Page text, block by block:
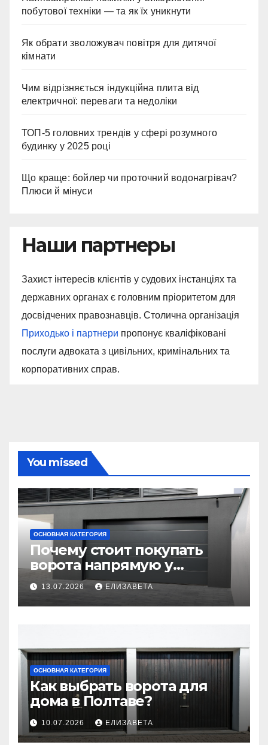
побутової техніки — та як їх уникнути
Як обрати зволожувач повітря для дитячої
кімнати
Чим відрізняється індукційна плита від
електричної: переваги та недоліки
ТОП-5 головних трендів у сфері розумного
будинку у 2025 році
Що краще: бойлер чи проточний водонагрівач?
Плюси й мінуси
Наши партнеры
Захист інтересів клієнтів у судових інстанціях та
державних органах є головним пріоритетом для
досвідчених правознавців. Столична організація
Приходько і партнери пропонує кваліфіковані
послуги адвоката з цивільних, кримінальних та
корпоративних справ.
You missed
ОСНОВНАЯ КАТЕГОРИЯ
Почему стоит покупать
ворота напрямую у
производителя
13.07.2026 ЕЛИЗАВЕТА
ОСНОВНАЯ КАТЕГОРИЯ
Как выбрать ворота для
дома в Полтаве?
10.07.2026 ЕЛИЗАВЕТА